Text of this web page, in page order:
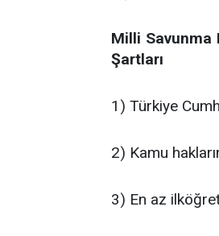
Milli Savunma
Şartları
1) Türkiye
2) Kamu
3) En az